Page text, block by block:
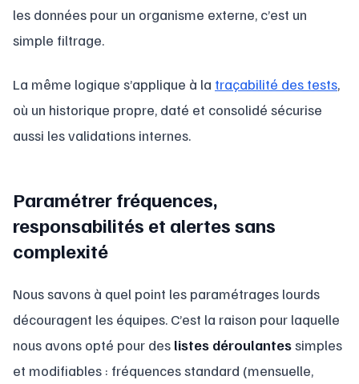
les données pour un organisme externe, c’est un
simple filtrage.
La même logique s’applique à la traçabilité des tests,
où un historique propre, daté et consolidé sécurise
aussi les validations internes.
Paramétrer fréquences,
responsabilités et alertes sans
complexité
Nous savons à quel point les paramétrages lourds
découragent les équipes. C’est la raison pour laquelle
nous avons opté pour des listes déroulantessimples
et modifiables : fréquences standard (mensuelle,